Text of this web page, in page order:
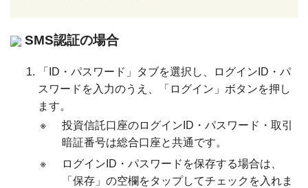
SMS認証の場合
「ID・パスワード」タブを選択し、ログインID・パ
スワードを入力のうえ、「ログイン」ボタンを押し
ます。
※
投資信託口座のログインID・パスワード・取引
暗証番号は総合口座と共通です。
※
ログインID・パスワードを保存する場合は、
「保存」の空欄をタップしてチェックを入れま